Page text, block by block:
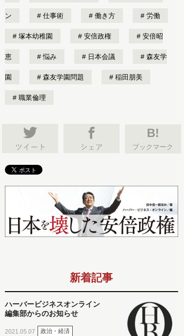
ン 仕事術 働き方 労働
塚本幼稚園 安倍政権 安倍昭
恵 悩み 日本会議 森友学
園 森友学園問題 稲田朋美
職業倫理
B!
ブックマーク
新着記事
ハーバービジネスオンライン
編集部からのお知らせ
2021.05.07 政治・経済